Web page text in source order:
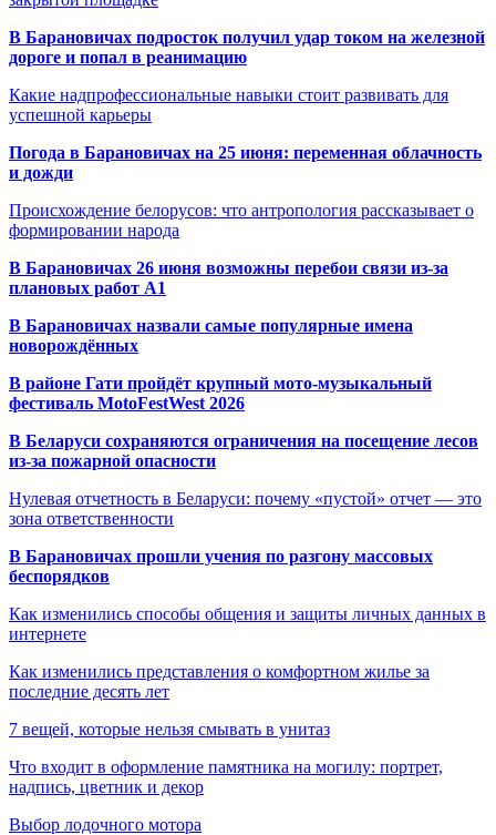
В Барановичах подросток получил удар током на железной
дороге и попал в реанимацию
Какие надпрофессиональные навыки стоит развивать для
успешной карьеры
Погода в Барановичах на 25 июня: переменная облачность
и дожди
Происхождение белорусов: что антропология рассказывает о
формировании народа
В Барановичах 26 июня возможны перебои связи из-за
плановых работ A1
В Барановичах назвали самые популярные имена
новорождённых
В районе Гати пройдёт крупный мото-музыкальный
фестиваль MotoFestWest 2026
В Беларуси сохраняются ограничения на посещение лесов
из-за пожарной опасности
Нулевая отчетность в Беларуси: почему «пустой» отчет — это
зона ответственности
В Барановичах прошли учения по разгону массовых
беспорядков
Как изменились способы общения и защиты личных данных в
интернете
Как изменились представления о комфортном жилье за
последние десять лет
7 вещей, которые нельзя смывать в унитаз
Что входит в оформление памятника на могилу: портрет,
надпись, цветник и декор
Выбор лодочного мотора